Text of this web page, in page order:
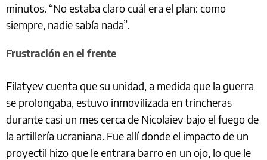
minutos. “No estaba claro cuál era el plan: como
siempre, nadie sabía nada”.
Frustración en el frente
Filatyev cuenta que su unidad, a medida que la guerra
se prolongaba, estuvo inmovilizada en trincheras
durante casi un mes cerca de Nicolaiev bajo el fuego de
la artillería ucraniana. Fue allí donde el impacto de un
proyectil hizo que le entrara barro en un ojo, lo que le